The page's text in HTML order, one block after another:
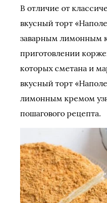
В отличие от
вкусный торт
заварным лимонным
приготовлении
которых сметана и
вкусный торт
лимонным кремом
пошагового рецепта.